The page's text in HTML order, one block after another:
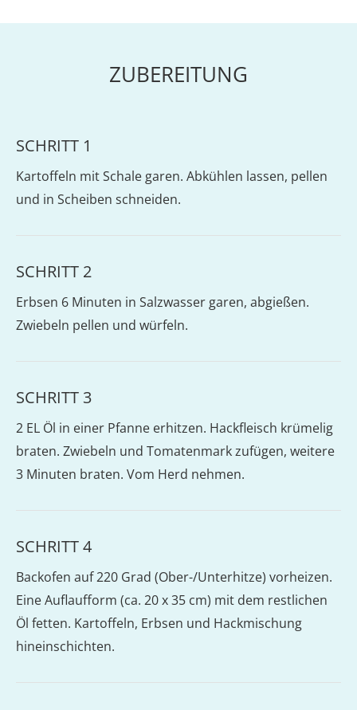
ZUBEREITUNG
SCHRITT 1
Kartoffeln mit Schale garen. Abkühlen lassen, pellen
und in Scheiben schneiden.
SCHRITT 2
Erbsen 6 Minuten in Salzwasser garen, abgießen.
Zwiebeln pellen und würfeln.
SCHRITT 3
2 EL Öl in einer Pfanne erhitzen. Hackfleisch krümelig
braten. Zwiebeln und Tomatenmark zufügen, weitere
3 Minuten braten. Vom Herd nehmen.
SCHRITT 4
Backofen auf 220 Grad (Ober-/Unterhitze) vorheizen.
Eine Auflaufform (ca. 20 x 35 cm) mit dem restlichen
Öl fetten. Kartoffeln, Erbsen und Hackmischung
hineinschichten.